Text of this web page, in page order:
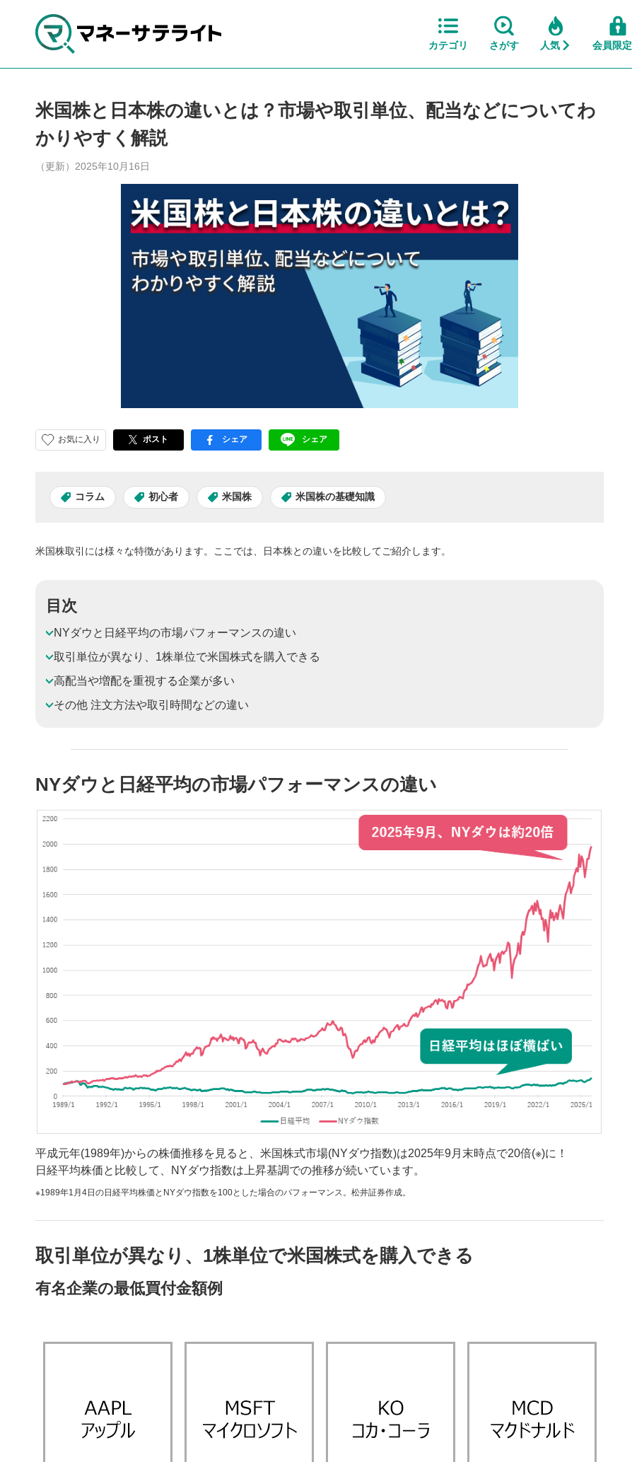
カテゴリ さがす 人気 会員限定
米国株と日本株の違いとは？市場や取引単位、配当などについてわ
かりやすく解説
（更新）2025年10月16日
お気に入り ポスト facebook
シェア LINE
シェア
コラム 初心者 米国株 米国株の基礎知識
米国株取引には様々な特徴があります。ここでは、日本株との違いを比較してご紹介します。
目次
NYダウと日経平均の市場パフォーマンスの違い
取引単位が異なり、1株単位で米国株式を購入できる
高配当や増配を重視する企業が多い
その他 注文方法や取引時間などの違い
NYダウと日経平均の市場パフォーマンスの違い
平成元年(1989年)からの株価推移を見ると、米国株式市場(NYダウ指数)は2025年9月末時点で20倍(※)に！
日経平均株価と比較して、NYダウ指数は上昇基調での推移が続いています。
1989年1月4日の日経平均株価とNYダウ指数を100とした場合のパフォーマンス。松井証券作成。
取引単位が異なり、1株単位で米国株式を購入できる
有名企業の最低買付金額例